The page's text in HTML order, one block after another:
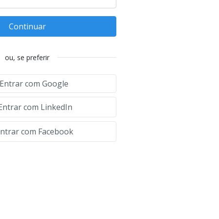
Continuar
ou, se preferir
com Google
com LinkedIn
com Facebook